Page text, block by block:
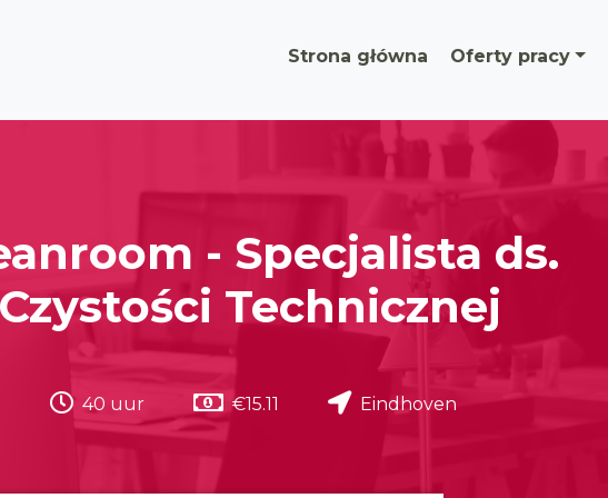
Strona główna Oferty pracy
- Specjalista ds.
Technicznej
40 uur €15.11 Eindhoven